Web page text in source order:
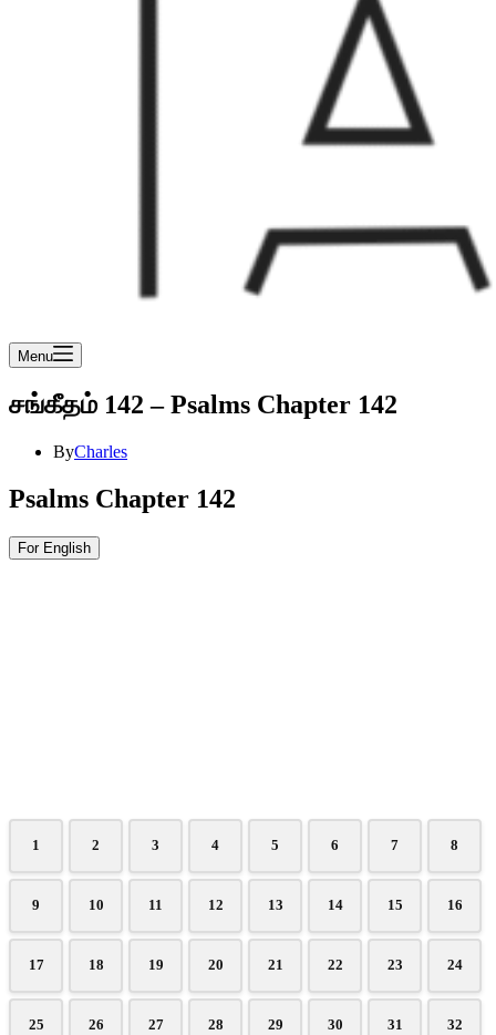
Menu
சங்கீதம் 142 – Psalms Chapter 142
ByCharles
Psalms Chapter 142
For English
1 2 3 4 5 6 7 8
9 10 11 12 13 14 15 16
17 18 19 20 21 22 23 24
25 26 27 28 29 30 31 32